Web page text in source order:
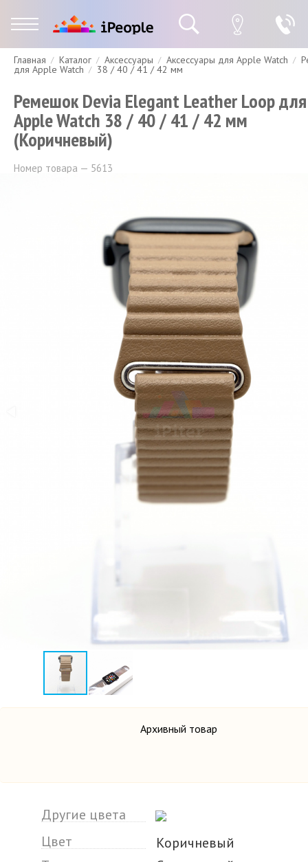
Гарантия Доставка и оплата Спецпредложения Скидки
Главная Каталог Аксессуары Аксессуары для Apple Watch
для Apple Watch 38 / 40 / 41 / 42 мм
Ремешок Devia Elegant Leather Loop для
Apple Watch 38 / 40 / 41 / 42 мм
(Коричневый)
Номер товара — 5613
Архивный товар
Другие цвета
Цвет
Коричневый